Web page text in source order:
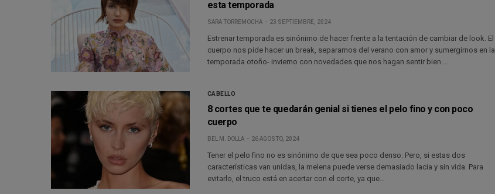
esta temporada
SARA TORREMOCHA 23 SEPTIEMBRE, 2024
Estrenar temporada es sinónimo de hacer frente a la tentación de cambiar de look. El
cuerpo nos pide hacer un break, separarnos del verano con amor y sumergirnos en la
temporada otoño- invierno con novedades que nos hagan sentir bien.…
CABELLO
8 cortes que te quedarán genial si tienes el pelo fino y con poco
cuerpo
BEL M. DOLLA 26 AGOSTO, 2024
Tener el pelo fino no es sinónimo de que sea poco denso. Pero, si estas dos
características van unidas, la melena puede verse demasiado lacia y sin vida. Para
evitarlo, el truco está en acertar con el corte, ya que…